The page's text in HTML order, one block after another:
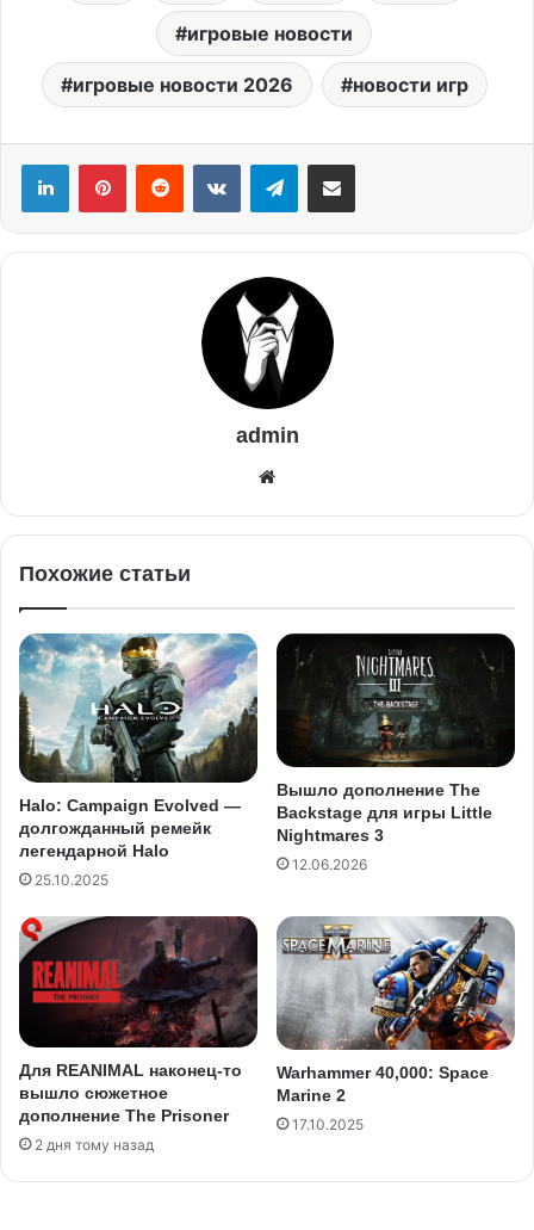
игровые новости
игровые новости 2026 новости игр
admin
Похожие статьи
Halo: Campaign Evolved —
долгожданный ремейк
легендарной Halo
25.10.2025
Вышло дополнение The
Backstage для игры Little
Nightmares 3
12.06.2026
Для REANIMAL наконец-то
вышло сюжетное
дополнение The Prisoner
2 дня тому назад
Warhammer 40,000: Space
Marine 2
17.10.2025